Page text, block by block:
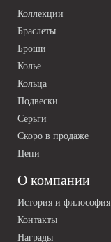
О компании
История и философия
Контакты
Награды
Коллекции
Браслеты
Броши
Колье
Кольца
Подвески
Серьги
Скоро в продаже
Цепи